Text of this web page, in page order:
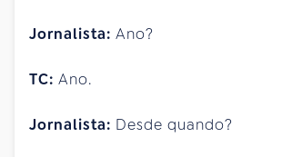
Jornalista: Ano?
TC: Ano.
Jornalista: Desde quando?